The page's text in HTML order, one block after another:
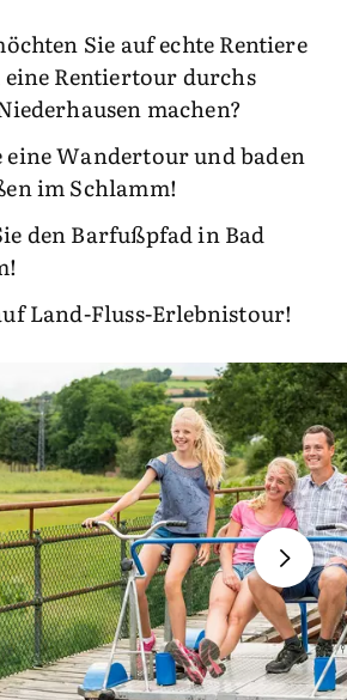
Sie auf echte Rentiere
Rentiertour durchs
machen?
eine Wandertour und baden
im Schlamm!
den Barfußpfad in Bad
Land-Fluss-Erlebnistour!